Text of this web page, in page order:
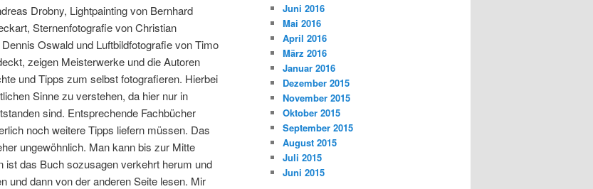
Drobny, Lightpainting von Bernhard
Sternenfotografie von Christian
Oswald und Luftbildfotografie von Timo
zeigen Meisterwerke und die Autoren
und Tipps zum selbst fotografieren. Hierbei
Sinne zu verstehen, da hier nur in
sind. Entsprechende Fachbücher
noch weitere Tipps liefern müssen. Das
ungewöhnlich. Man kann bis zur Mitte
ist das Buch sozusagen verkehrt herum und
und dann von der anderen Seite lesen. Mir
Juni 2016
Mai 2016
April 2016
März 2016
Januar 2016
Dezember 2015
November 2015
Oktober 2015
September 2015
August 2015
Juli 2015
Juni 2015